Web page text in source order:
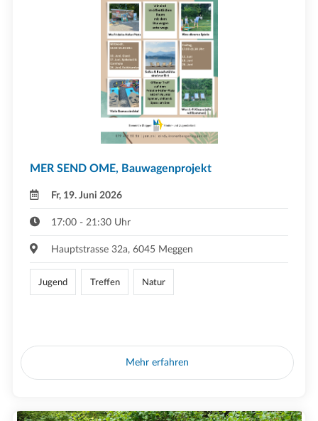
MER SEND OME, Bauwagenprojekt
Fr, 19. Juni 2026
17:00 - 21:30 Uhr
Hauptstrasse 32a, 6045 Meggen
Jugend Treffen Natur
Mehr erfahren